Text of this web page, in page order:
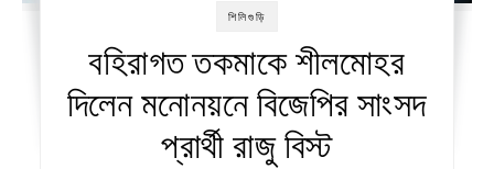
শিলিগুড়ি
বহিরাগত তকমাকে শীলমোহর
দিলেন মনোনয়নে বিজেপির সাংসদ
প্রার্থী রাজু বিস্ট